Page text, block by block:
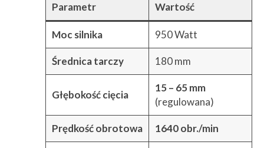
Parametr Wartość
Moc silnika 950 Watt
Średnica tarczy 180 mm
Głębokość cięcia
15 – 65 mm
(regulowana)
Prędkość obrotowa 1640 obr./min